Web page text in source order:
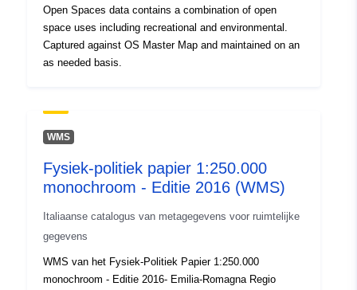
uriRef:
http://data.europa.eu/88u/dataset/
e:
Open Spaces data contains a combination of open
space uses including recreational and environmental.
Captured against OS Master Map and maintained on an
as needed basis.
WMS
Fysiek-politiek papier 1:250.000
monochroom - Editie 2016 (WMS)
Italiaanse catalogus van metagegevens voor ruimtelijke
gegevens
WMS van het Fysiek-Politiek Papier 1:250.000
monochroom - Editie 2016- Emilia-Romagna Regio